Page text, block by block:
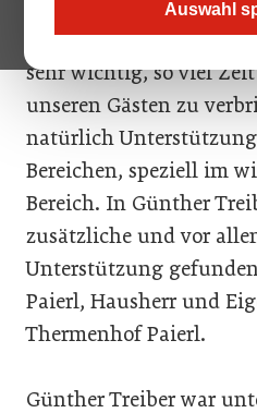
Auswahl
mich noch mehr und
Gästen widmen zu
sehr wichtig, so viel
unseren Gästen zu
natürlich
Bereichen, speziell im
Bereich. In Günther
zusätzliche und vor
Unterstützung
Paierl, Hausherr und
Thermenhof Paierl.
Günther Treiber war